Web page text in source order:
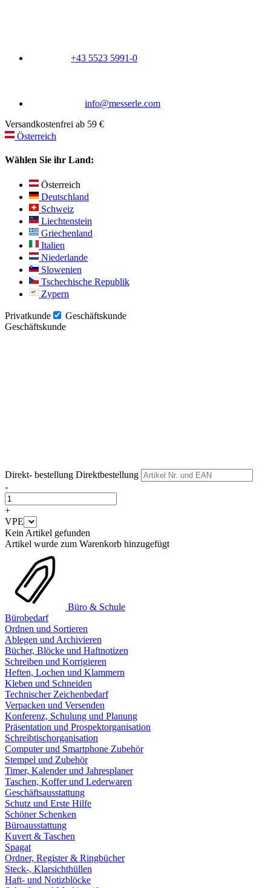
+43 5523 5991-0
info@messerle.com
Versandkostenfrei ab 59 €
Österreich
Wählen Sie ihr Land:
Österreich
Deutschland
Schweiz
Liechtenstein
Griechenland
Italien
Niederlande
Slowenien
Tschechische Republik
Zypern
Privatkunde
Geschäftskunde
Geschäftskunde
Direkt- bestellung Direktbestellung
-
+
VPE
Kein Artikel gefunden
Artikel wurde zum Warenkorb hinzugefügt
Büro & Schule
Bürobedarf
Ordnen und Sortieren
Ablegen und Archivieren
Bücher, Blöcke und Haftnotizen
Schreiben und Korrigieren
Heften, Lochen und Klammern
Kleben und Schneiden
Technischer Zeichenbedarf
Verpacken und Versenden
Konferenz, Schulung und Planung
Präsentation und Prospektorganisation
Schreibtischorganisation
Computer und Smartphone Zubehör
Stempel und Zubehör
Timer, Kalender und Jahresplaner
Taschen, Koffer und Lederwaren
Geschäftsausstattung
Schutz und Erste Hilfe
Schöner Schenken
Büroausstattung
Kuvert & Taschen
Spagat
Ordner, Register & Ringbücher
Steck-, Klarsichthüllen
Haft- und Notizblöcke